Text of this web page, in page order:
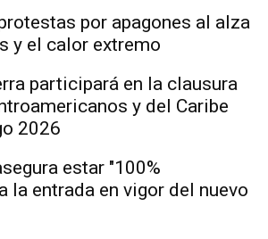
por apagones al alza
y el calor extremo
participará en la clausura
y del Caribe
2026
estar "100%
la entrada en vigor del nuevo